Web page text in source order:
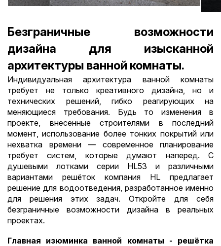
Безграничные возможности
дизайна для изысканной
архитектуры ванной комнаты.
Индивидуальная архитектура ванной комнаты
требует не только креативного дизайна, но и
технических решений, гибко реагирующих на
меняющиеся требования. Будь то изменения в
проекте, внесенные строителями в последний
момент, использование более тонких покрытий или
нехватка времени — современное планирование
требует систем, которые думают наперед. С
душевыми лотками серии HL53 и различными
вариантами решёток компания HL предлагает
решение для водоотведения, разработанное именно
для решения этих задач. Откройте для себя
безграничные возможности дизайна в реальных
проектах.
Главная изюминка ванной комнаты - решётка